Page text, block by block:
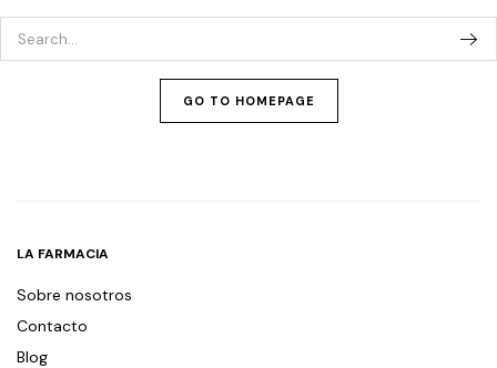
GO TO HOMEPAGE
LA FARMACIA
Sobre nosotros
Contacto
Blog